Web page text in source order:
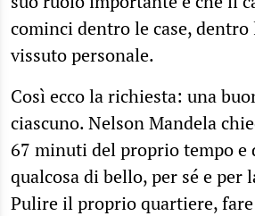
cominci dentro le case, dentro
vissuto personale.
Così ecco la richiesta: una
ciascuno. Nelson Mandela
67 minuti del proprio tempo e
qualcosa di bello, per sé e per
Pulire il proprio quartiere,